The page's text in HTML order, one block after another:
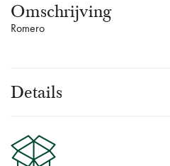
Omschrijving
Romero
Details